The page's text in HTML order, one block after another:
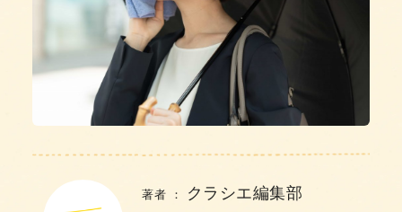
著者 ： クラシエ編集部